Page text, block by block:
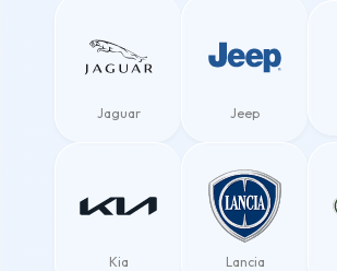
Jaguar Jeep
Kia Lancia